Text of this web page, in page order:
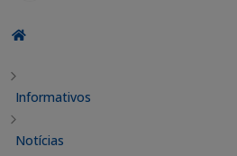
Informativos
Notícias